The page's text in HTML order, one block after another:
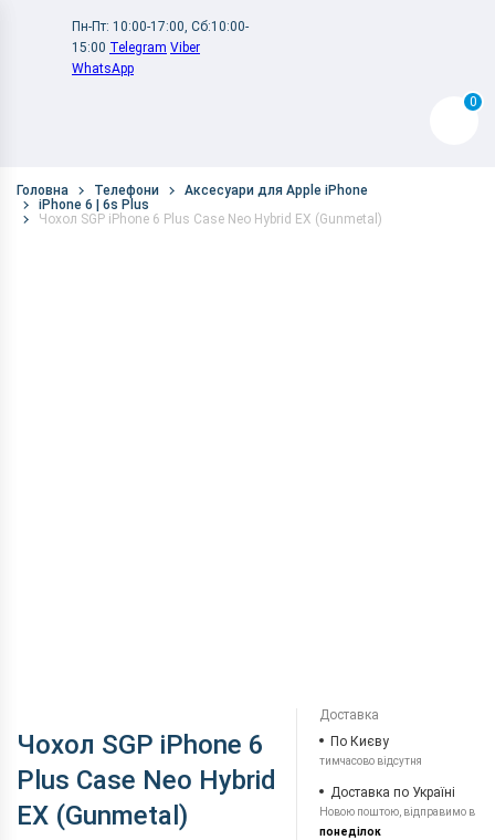
Пн-Пт: 10:00-17:00, Сб:10:00-
15:00 Telegram Viber
WhatsApp
0
Головна Телефони
Аксесуари для Apple iPhone
iPhone 6 | 6s Plus
Чохол SGP iPhone 6 Plus Case Neo Hybrid EX (Gunmetal)
Чохол SGP iPhone 6
Plus Case Neo Hybrid
EX (Gunmetal)
Доставка
По Києву
тимчасово відсутня
Доставка по Україні
Новою поштою, відправимо в
понеділок